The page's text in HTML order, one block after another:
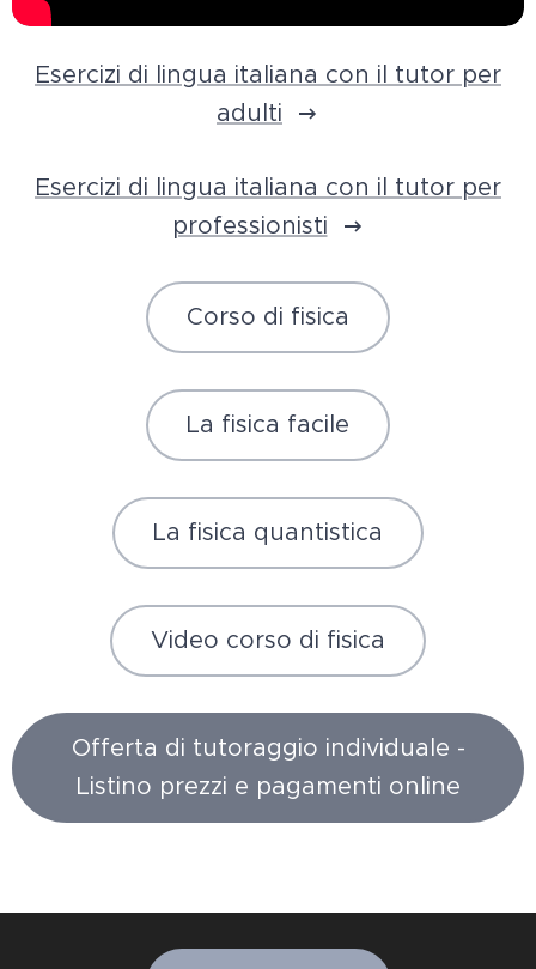
Esercizi di lingua italiana con il tutor per
adulti
Esercizi di lingua italiana con il tutor per
professionisti
Corso di fisica
La fisica facile
La fisica quantistica
Video corso di fisica
Offerta di tutoraggio individuale -
Listino prezzi e pagamenti online